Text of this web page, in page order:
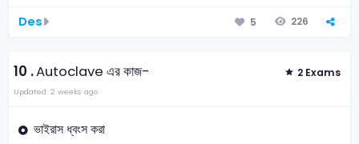
Des 5 226
10 .Autoclave এর কাজ- 2 Exams
Updated: 2 weeks ago
ভাইরাস ধ্বংস করা